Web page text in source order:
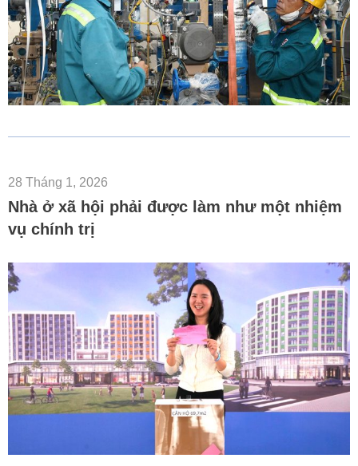
28 Tháng 1, 2026
Nhà ở xã hội phải được làm như một nhiệm
vụ chính trị